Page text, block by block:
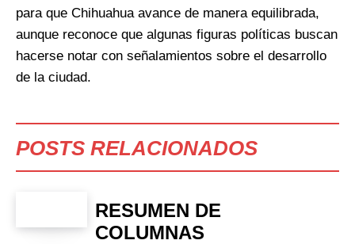
para que Chihuahua avance de manera equilibrada,
aunque reconoce que algunas figuras políticas buscan
hacerse notar con señalamientos sobre el desarrollo
de la ciudad.
POSTS RELACIONADOS
RESUMEN DE
COLUMNAS